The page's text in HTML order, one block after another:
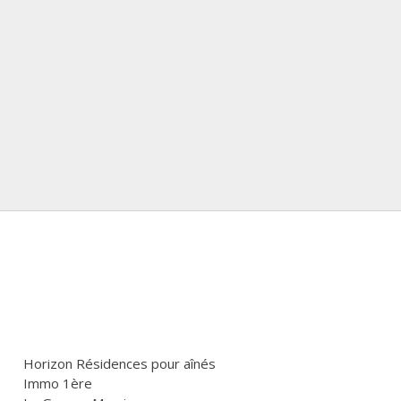
Horizon Résidences pour aînés
Immo 1ère